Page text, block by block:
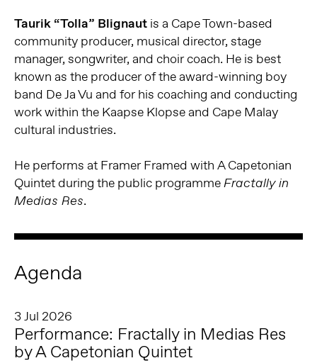
Taurik “Tolla” Blignautis a Cape Town-based
community producer, musical director, stage
manager, songwriter, and choir coach. He is best
known as the producer of the award-winning boy
band De Ja Vu and for his coaching and conducting
work within the Kaapse Klopse and Cape Malay
cultural industries.
He performs at Framer Framed with A Capetonian
Quintet during the public programmeFractally in
Medias Res.
Agenda
3 Jul 2026
Performance: Fractally in Medias Res
by A Capetonian Quintet